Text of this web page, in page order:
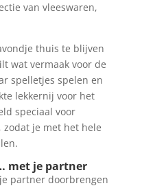
van vleeswaren,
thuis te blijven
wat vermaak voor de
spelletjes spelen en
lekkernij voor het
speciaal voor
zodat je met het hele
met je partner
partner doorbrengen